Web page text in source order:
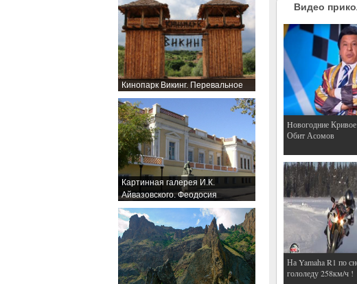
Кинопарк Викинг. Перевальное
Картинная галерея И.К.
Айвазовского. Феодосия
Видео
Hовогодние Кривое
Обит Асомов
На Yamaha R1 по
гололеду 258км/ч !